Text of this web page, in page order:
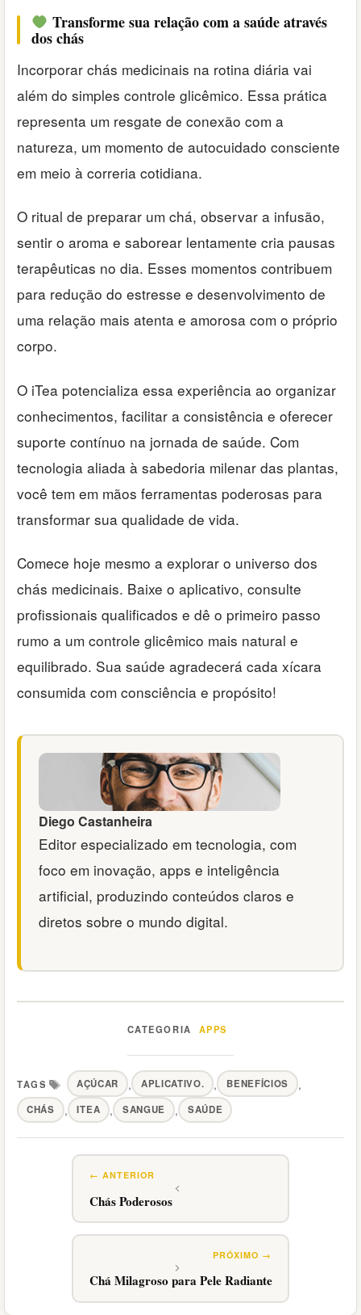
Transforme sua relação com a saúde através
dos chás
Incorporar chás medicinais na rotina diária vai
além do simples controle glicêmico. Essa prática
representa um resgate de conexão com a
natureza, um momento de autocuidado consciente
em meio à correria cotidiana.
O ritual de preparar um chá, observar a infusão,
sentir o aroma e saborear lentamente cria pausas
terapêuticas no dia. Esses momentos contribuem
para redução do estresse e desenvolvimento de
uma relação mais atenta e amorosa com o próprio
corpo.
O iTea potencializa essa experiência ao organizar
conhecimentos, facilitar a consistência e oferecer
suporte contínuo na jornada de saúde. Com
tecnologia aliada à sabedoria milenar das plantas,
você tem em mãos ferramentas poderosas para
transformar sua qualidade de vida.
Comece hoje mesmo a explorar o universo dos
chás medicinais. Baixe o aplicativo, consulte
profissionais qualificados e dê o primeiro passo
rumo a um controle glicêmico mais natural e
equilibrado. Sua saúde agradecerá cada xícara
consumida com consciência e propósito!
Diego Castanheira
Editor especializado em tecnologia, com
foco em inovação, apps e inteligência
artificial, produzindo conteúdos claros e
diretos sobre o mundo digital.
Categorias APPS
Tags
AÇÚCAR , APLICATIVO. , BENEFÍCIOS ,
CHÁS , ITEA , SANGUE , SAÚDE
Chás Poderosos
Chá Milagroso para Pele Radiante